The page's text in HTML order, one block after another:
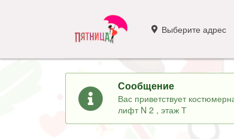
Выберите адрес
Сообщение
Вас приветствует
лифт N 2 , этаж Т